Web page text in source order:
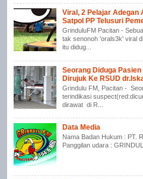
Viral, 2 Pelajar Adegan
Satpol PP Telusuri
GrinduluFM Pacitan -
tak senonoh 'orals3k' viral
itu didug...
Seorang Diduga
Dirujuk Ke RSUD
Grindulu FM, Pacitan -
terindikasi
dirawat di R...
Data Media
Nama Badan Hukum : PT.
Panggilan udara :